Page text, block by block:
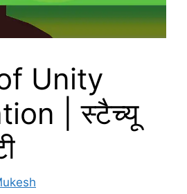
Unity
| स्टैच्यू